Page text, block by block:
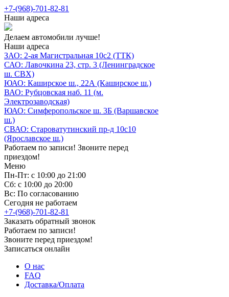
+7-(968)-701-82-81
Наши адреса
Делаем автомобили лучше!
Наши адреса
ЗАО: 2-ая Магистральная 10с2 (ТТК)
САО: Лавочкина 23, стр. 3 (Ленинградское
ш. СВХ)
ЮАО: Каширское ш., 22А (Каширское ш.)
ВАО: Рубцовская наб. 11 (м.
Электрозаводская)
ЮАО: Симферопольское ш. 3Б (Варшавское
ш.)
СВАО: Староватутинский пр-д 10с10
(Ярославское ш.)
Работаем по записи! Звоните перед
приездом!
Меню
Пн-Пт: с 10:00 до 21:00
Сб: с 10:00 до 20:00
Вс: По согласованию
Сегодня не работаем
+7-(968)-701-82-81
Заказать обратный звонок
Работаем по записи!
Звоните перед приездом!
Записаться онлайн
О нас
FAQ
Доставка/Оплата